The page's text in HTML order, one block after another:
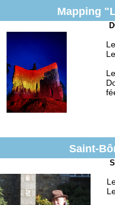
Mapping
Saint-